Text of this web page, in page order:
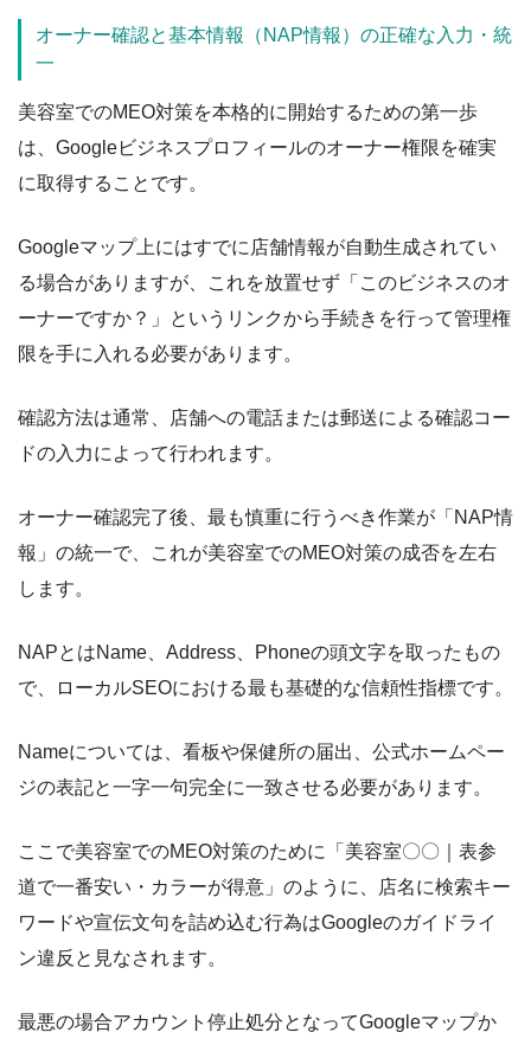
オーナー確認と基本情報（NAP情報）の正確な入力・統
一
美容室でのMEO対策を本格的に開始するための第一歩
は、Googleビジネスプロフィールのオーナー権限を確実
に取得することです。
Googleマップ上にはすでに店舗情報が自動生成されてい
る場合がありますが、これを放置せず「このビジネスのオ
ーナーですか？」というリンクから手続きを行って管理権
限を手に入れる必要があります。
確認方法は通常、店舗への電話または郵送による確認コー
ドの入力によって行われます。
オーナー確認完了後、最も慎重に行うべき作業が「NAP情
報」の統一で、これが美容室でのMEO対策の成否を左右
します。
NAPとはName、Address、Phoneの頭文字を取ったもの
で、ローカルSEOにおける最も基礎的な信頼性指標です。
Nameについては、看板や保健所の届出、公式ホームペー
ジの表記と一字一句完全に一致させる必要があります。
ここで美容室でのMEO対策のために「美容室〇〇｜表参
道で一番安い・カラーが得意」のように、店名に検索キー
ワードや宣伝文句を詰め込む行為はGoogleのガイドライ
ン違反と見なされます。
最悪の場合アカウント停止処分となってGoogleマップか